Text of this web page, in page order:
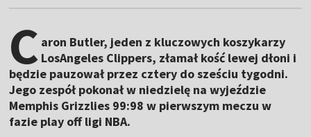
C aron Butler, jeden z kluczowych koszykarzy
LosAngeles Clippers, złamał kość lewej dłoni i
będzie pauzował przez cztery do sześciu tygodni.
Jego zespół pokonał w niedzielę na wyjeździe
Memphis Grizzlies 99:98 w pierwszym meczu w
fazie play off ligi NBA.